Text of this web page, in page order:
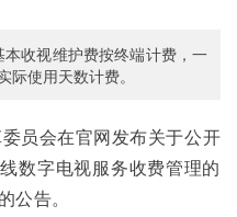
本收视维护费按终端计费，一
使用天数计费。
员会在官网发布关于公开
数字电视服务收费管理的
告。